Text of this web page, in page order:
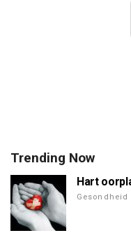
Trending Now
Hart
Gesondheid